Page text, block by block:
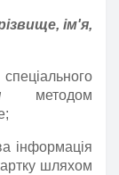
ім'я,
методом
інформація
шляхом